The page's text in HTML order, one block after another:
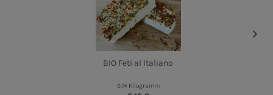
BIO Feti al Italiano
0.14 Kilogramm